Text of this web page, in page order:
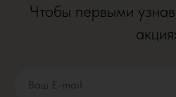
Чтобы первыми